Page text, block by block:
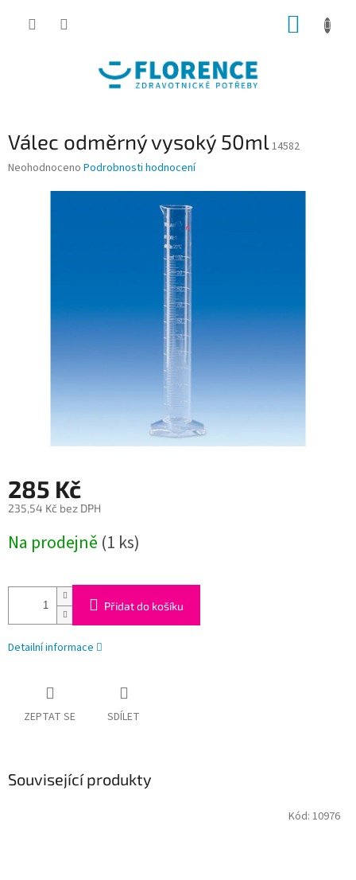
Válec odměrný vysoký 50ml14582
Průměrné
Neohodnoceno Podrobnosti hodnocení
285 Kč
235,54 Kč bez DPH
cena:
Na prodejně (1 ks)
Přidat do košíku
Detailní informace
ZEPTAT SE SDÍLET
Související produkty
Kód: 10976